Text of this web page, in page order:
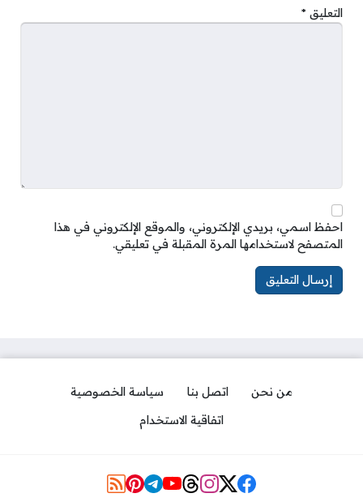
التعليق *
احفظ اسمي، بريدي الإلكتروني، والموقع الإلكتروني في هذا
المتصفح لاستخدامها المرة المقبلة في تعليقي.
من نحن اتصل بنا
سياسة الخصوصية
اتفاقية الاستخدام
Social Links